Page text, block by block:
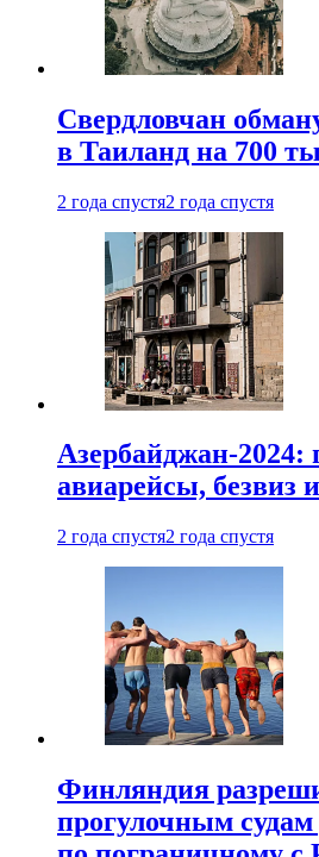
Свердловчан
в Таиланд на 700
2 года спустя2 года спустя
Азербайджан-2024:
авиарейсы, безвиз
2 года спустя2 года спустя
Финляндия
прогулочным